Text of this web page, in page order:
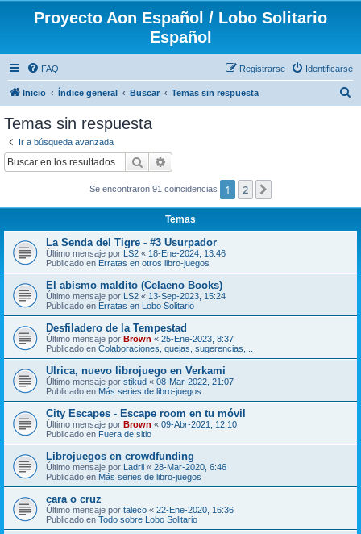
Proyecto Aon Español / Lobo Solitario
Español
FAQ Identificarse
Registrarse
Inicio Índice general Buscar Temas sin respuesta
Temas sin respuesta
Ir a búsqueda avanzada
Buscar
Se encontraron 91 coincidencias 1 2
Temas
La Senda del Tigre - #3 Usurpador
Último mensaje por LS2 « 18-Ene-2024, 13:46
Publicado en Erratas en otros libro-juegos
El abismo maldito (Celaeno Books)
Último mensaje por LS2 « 13-Sep-2023, 15:24
Publicado en Erratas en Lobo Solitario
Desfiladero de la Tempestad
Último mensaje por Brown « 25-Ene-2023, 8:37
Publicado en Colaboraciones, quejas, sugerencias,...
Ulrica, nuevo librojuego en Verkami
Último mensaje por stikud « 08-Mar-2022, 21:07
Publicado en Más series de libro-juegos
City Escapes - Escape room en tu móvil
Último mensaje por Brown « 09-Abr-2021, 12:10
Publicado en Fuera de sitio
Librojuegos en crowdfunding
Último mensaje por Ladril « 28-Mar-2020, 6:46
Publicado en Más series de libro-juegos
cara o cruz
Último mensaje por taleco « 22-Ene-2020, 16:36
Publicado en Todo sobre Lobo Solitario